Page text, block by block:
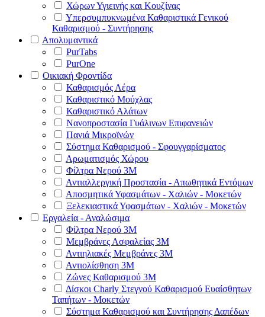
Χώρων Υγιεινής και Κουζίνας
Υπερσυμπυκνωμένα Καθαριστικά Γενικού
Καθαρισμού - Συντήρησης
Απολυμαντικά
PurTabs
PurOne
Οικιακή Φροντίδα
Καθαρισμός Αέρα
Καθαριστικό Μούχλας
Καθαριστικό Αλάτων
Νανοπροστασία Γυάλινων Επιφανειών
Πανιά Μικροϊνών
Σύστημα Καθαρισμού - Σφουγγαρίσματος
Αρωματισμός Χώρου
Φίλτρα Νερού 3Μ
Αντιαλλεργική Προστασία - Απωθητικά Εντόμων
Αποσμητικά Υφασμάτων - Χαλιών - Μοκετών
Ξελεκιαστικά Υφασμάτων - Χαλιών - Μοκετών
Εργαλεία - Αναλώσιμα
Φίλτρα Νερού 3Μ
Μεμβράνες Ασφαλείας 3Μ
Αντιηλιακές Μεμβράνες 3Μ
Αντιολίσθηση 3Μ
Ζώνες Καθαρισμού 3Μ
Δίσκοι Charly Στεγνού Καθαρισμού Ευαίσθητων
Ταπήτων - Μοκετών
Σύστημα Καθαρισμού και Συντήρησης Δαπέδων